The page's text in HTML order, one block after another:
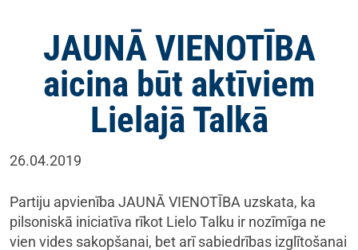
JAUNĀ VIENOTĪBA
aicina būt aktīviem
Lielajā Talkā
26.04.2019
Partiju apvienība JAUNĀ VIENOTĪBA uzskata, ka
pilsoniskā iniciatīva rīkot Lielo Talku ir nozīmīga ne
vien vides sakopšanai, bet arī sabiedrības izglītošanai